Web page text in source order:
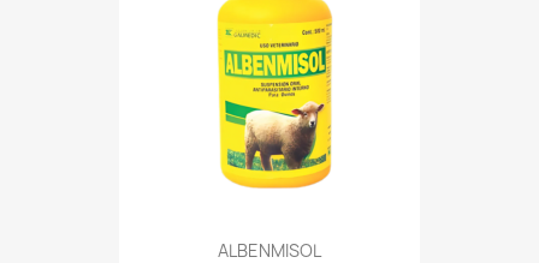
ALBENMISOL